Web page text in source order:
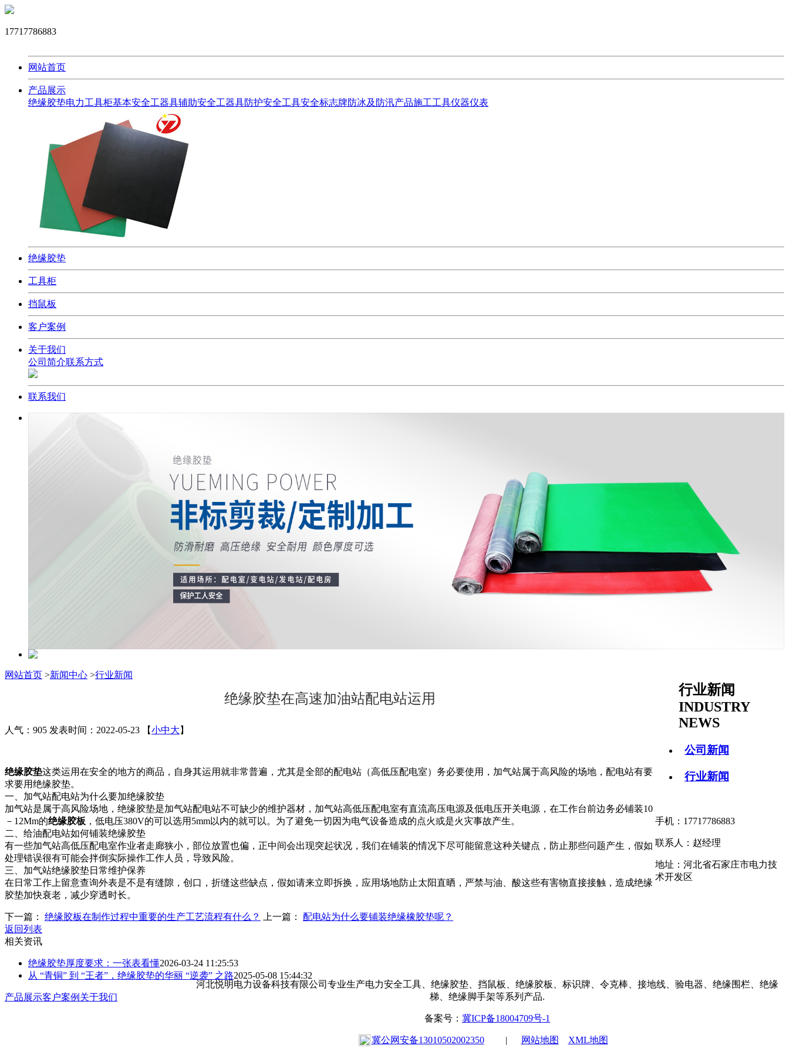
17717786883
网站首页
产品展示
绝缘胶垫电力工具柜基本安全工器具辅助安全工器具防护安全工具安全标志牌防冰及防汛产品施工工具仪器仪表
绝缘胶垫
工具柜
挡鼠板
客户案例
关于我们
公司简介联系方式
联系我们
行业新闻
INDUSTRY
NEWS
公司新闻
行业新闻
手机：17717786883
联系人：赵经理
地址：河北省石家庄市电力技
术开发区
网站首页 >新闻中心 >行业新闻
绝缘胶垫在高速加油站配电站运用
人气：905 发表时间：2022-05-23 【小中大 】
绝缘胶垫这类运用在安全的地方的商品，自身其运用就非常普遍，尤其是全部的配电站（高低压配电室）务必要使用，加气站属于高风险的场地，配电站有要
求要用绝缘胶垫。
一、加气站配电站为什么要加绝缘胶垫
加气站是属于高风险场地，绝缘胶垫是加气站配电站不可缺少的维护器材，加气站高低压配电室有直流高压电源及低电压开关电源，在工作台前边务必铺装10
－12Mm的绝缘胶板 ，低电压380V的可以选用5mm以内的就可以。为了避免一切因为电气设备造成的点火或是火灾事故产生。
二、给油配电站如何铺装绝缘胶垫
有一些加气站高低压配电室作业者走廊狭小，部位放置也偏，正中间会出现突起状况，我们在铺装的情况下尽可能留意这种关键点，防止那些问题产生，假如
处理错误很有可能会拌倒实际操作工作人员，导致风险。
三、加气站绝缘胶垫日常维护保养
在日常工作上留意查询外表是不是有缝隙，创口，折缝这些缺点，假如请来立即拆换，应用场地防止太阳直晒，严禁与油、酸这些有害物直接接触，造成绝缘
胶垫加快衰老，减少穿透时长。
下一篇： 绝缘胶板在制作过程中重要的生产工艺流程有什么？ 上一篇： 配电站为什么要铺装绝缘橡胶垫呢？
返回列表
相关资讯
绝缘胶垫厚度要求：一张表看懂2026-03-24 11:25:53
从 “青铜” 到 “王者”，绝缘胶垫的华丽 “逆袭” 之路2025-05-08 15:44:32
产品展示客户案例 关于我们
河北悦明电力设备科技有限公司专业生产电力安全工具、绝缘胶垫、挡鼠板、绝缘胶板、标识牌、令克棒、接地线、验电器、绝缘围栏、绝缘
梯、绝缘脚手架等系列产品.
备案号： 冀ICP备18004709号-1
冀公网安备13010502002350| 网站地图 XML地图